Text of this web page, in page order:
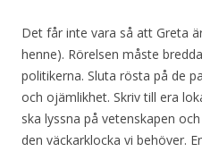
Det får inte vara så att Greta
henne). Rörelsen måste
politikerna. Sluta rösta på de
och ojämlikhet. Skriv till era
ska lyssna på vetenskapen
den väckarklocka vi behöver.